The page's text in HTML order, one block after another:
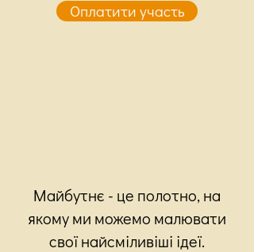
Оплатити участь
Майбутнє - це полотно, на
якому ми можемо малювати
свої найсміливіші ідеї.